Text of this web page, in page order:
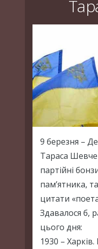
9 березня –
Тараса
партійні
пам’ятника,
цитати
Здавалося б,
цього дня:
1930 –